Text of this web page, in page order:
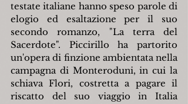
testate italiane hanno speso parole di
elogio ed esaltazione per il suo
secondo romanzo, "La terra del
Sacerdote". Piccirillo ha partorito
un'opera di finzione ambientata nella
campagna di Monteroduni, in cui la
schiava Flori, costretta a pagare il
riscatto del suo viaggio in Italia